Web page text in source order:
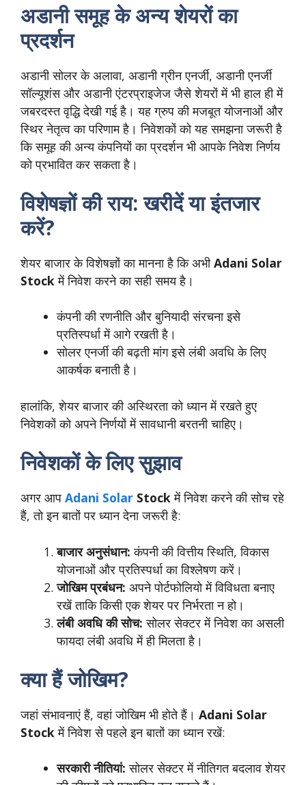
अडानी समूह के अन्य शेयरों का
प्रदर्शन
अडानी सोलर के अलावा, अडानी ग्रीन एनर्जी, अडानी एनर्जी
सॉल्यूशंस और अडानी एंटरप्राइजेज जैसे शेयरों में भी हाल ही में
जबरदस्त वृद्धि देखी गई है। यह ग्रुप की मजबूत योजनाओं और
स्थिर नेतृत्व का परिणाम है। निवेशकों को यह समझना जरूरी है
कि समूह की अन्य कंपनियों का प्रदर्शन भी आपके निवेश निर्णय
को प्रभावित कर सकता है।
विशेषज्ञों की राय: खरीदें या इंतजार
करें?
शेयर बाजार के विशेषज्ञों का मानना है कि अभीAdani Solar
Stockमें निवेश करने का सही समय है।
कंपनी की रणनीति और बुनियादी संरचना इसे
प्रतिस्पर्धा में आगे रखती है।
सोलर एनर्जी की बढ़ती मांग इसे लंबी अवधि के लिए
आकर्षक बनाती है।
हालांकि, शेयर बाजार की अस्थिरता को ध्यान में रखते हुए
निवेशकों को अपने निर्णयों में सावधानी बरतनी चाहिए।
निवेशकों के लिए सुझाव
अगर आप Adani Solar Stockमें निवेश करने की सोच रहे
हैं, तो इन बातों पर ध्यान देना जरूरी है:
बाजार अनुसंधान: कंपनी की वित्तीय स्थिति, विकास
योजनाओं और प्रतिस्पर्धा का विश्लेषण करें।
जोखिम प्रबंधन: अपने पोर्टफोलियो में विविधता बनाए
रखें ताकि किसी एक शेयर पर निर्भरता न हो।
लंबी अवधि की सोच: सोलर सेक्टर में निवेश का असली
फायदा लंबी अवधि में ही मिलता है।
क्या हैं जोखिम?
जहां संभावनाएं हैं, वहां जोखिम भी होते हैं। Adani Solar
Stockमें निवेश से पहले इन बातों का ध्यान रखें:
सरकारी नीतियां: सोलर सेक्टर में नीतिगत बदलाव शेयर